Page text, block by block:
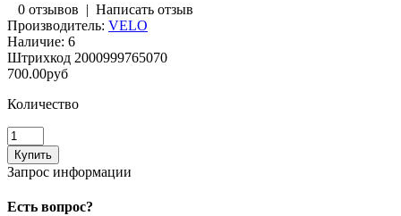
0 отзывов | Написать отзыв
Производитель: VELO
Наличие: 6
Штрихкод 2000999765070
700.00руб
Количество
Запрос информации
Есть вопрос?